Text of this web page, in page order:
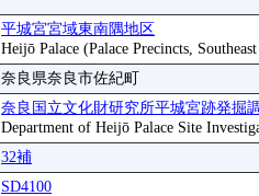
平城宮宮域東南隅地区
Heijō Palace (Palace Precincts,
奈良県奈良市佐紀町
奈良国立文化財研究所平城宮跡発掘
Department of Heijō Palace Site
32補
SD4100